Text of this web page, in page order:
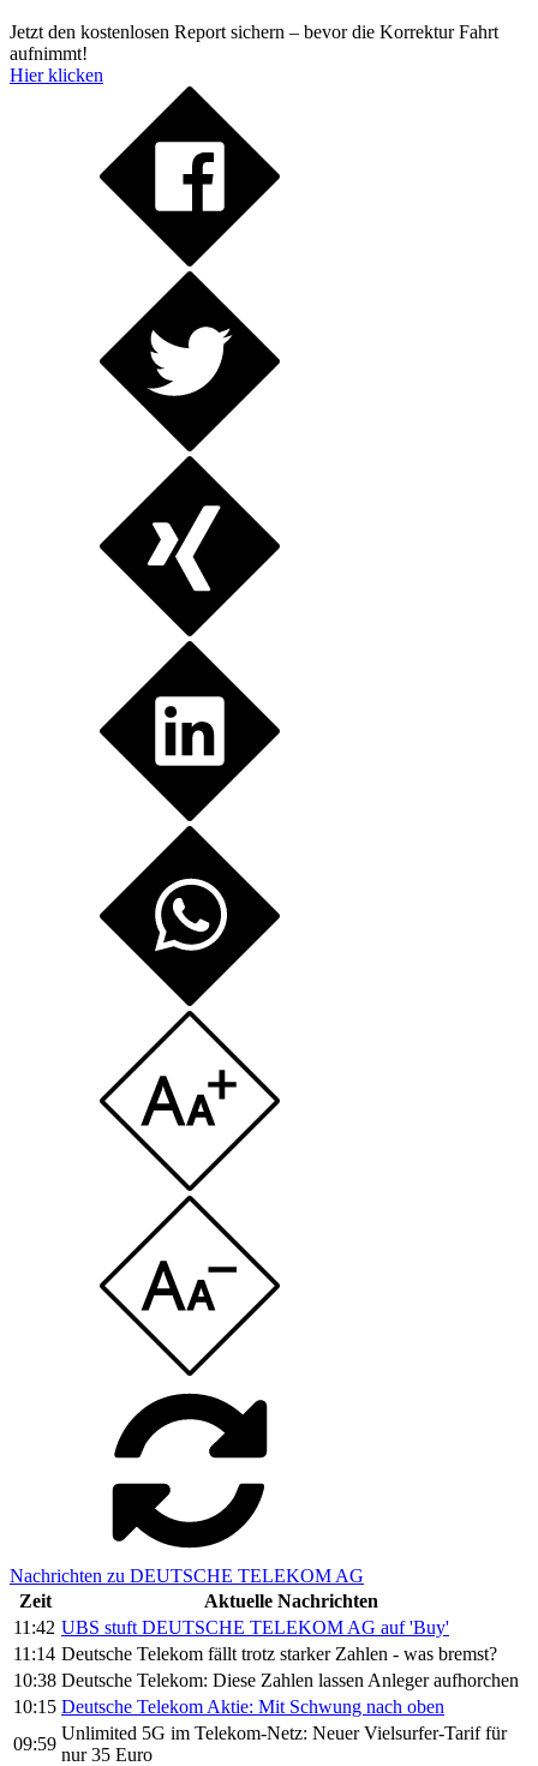
Jetzt den kostenlosen Report sichern – bevor die Korrektur Fahrt
aufnimmt!
Hier klicken
Nachrichten zu DEUTSCHE TELEKOM AG
Zeit
Aktuelle Nachrichten
11:42 UBS stuft DEUTSCHE TELEKOM AG auf 'Buy'
11:14 Deutsche Telekom fällt trotz starker Zahlen - was bremst?
10:38 Deutsche Telekom: Diese Zahlen lassen Anleger aufhorchen
10:15 Deutsche Telekom Aktie: Mit Schwung nach oben
09:59
Unlimited 5G im Telekom-Netz: Neuer Vielsurfer-Tarif für
nur 35 Euro